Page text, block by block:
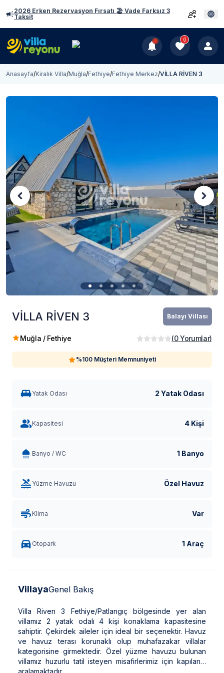
2026 Erken Rezervasyon Fırsatı 🏖️ Vade Farksız 3
Taksit
0
Anasayfa/Kiralık Villa/Muğla/Fethiye/Fethiye Merkez/VİLLA RİVEN 3
VİLLA RİVEN 3 Balayı Villası
Muğla / Fethiye (0 Yorumlar)
%100 Müşteri Memnuniyeti
Yatak Odası 2 Yatak Odası
Kapasitesi 4 Kişi
Banyo / WC 1 Banyo
Yüzme Havuzu Özel Havuz
Klima Var
Otopark 1 Araç
VillayaGenel Bakış
Villa Riven 3 Fethiye/Patlangıç bölgesinde yer alan
villamız 2 yatak odalı 4 kişi konaklama kapasitesine
sahiptir. Çekirdek aileler için ideal bir seçenektir. Havuz
ve havuz terası korunaklı olup muhafazakar villalar
kategorisine girmektedir. Özel yüzme havuzu bulunan
villamız huzurlu tatil isteyen misafirlerimiz için kapılarını
aralamaktadır.